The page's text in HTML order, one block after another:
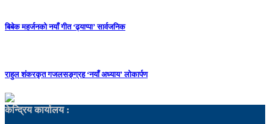
बिबेक महर्जनको नयाँ गीत ‘ढ्याप्पा’ सार्वजनिक
राहुल शंकरकृत गजलसङ्ग्रह ‘नयाँ अध्याय’ लोकार्पण
केन्द्रिय कार्यालय :